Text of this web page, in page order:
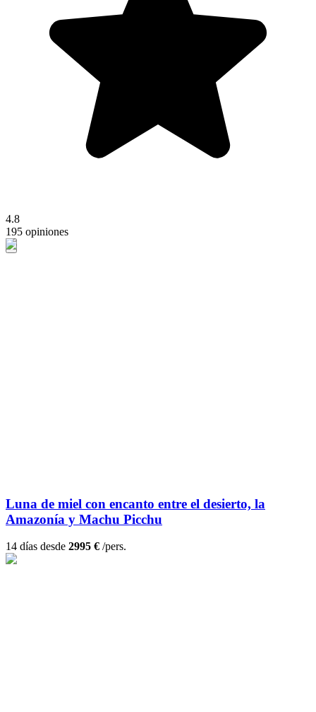
4.8
195 opiniones
Luna de miel con encanto entre el desierto, la
Amazonía y Machu Picchu
14 días desde 2995 € /pers.